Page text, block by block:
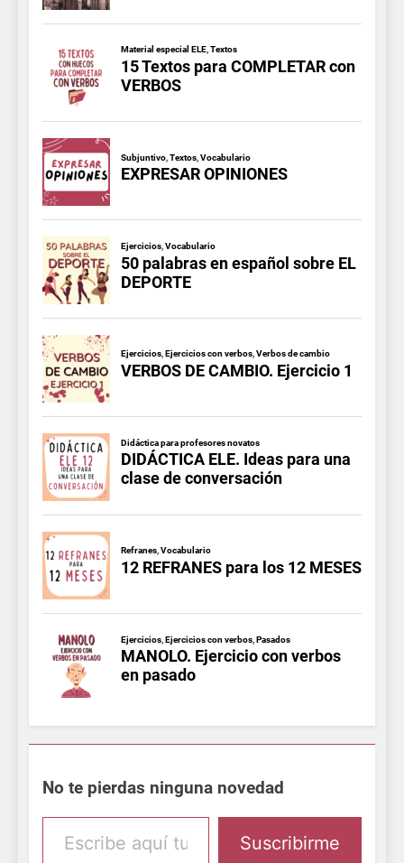
No te pierdas ninguna novedad
Escribe aquí tu email
Suscribirme